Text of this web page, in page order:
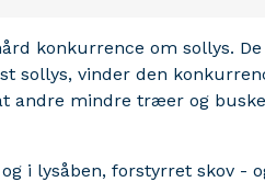
konkurrence om sollys.
sollys, vinder den
andre mindre træer og
i lysåben, forstyrret skov -